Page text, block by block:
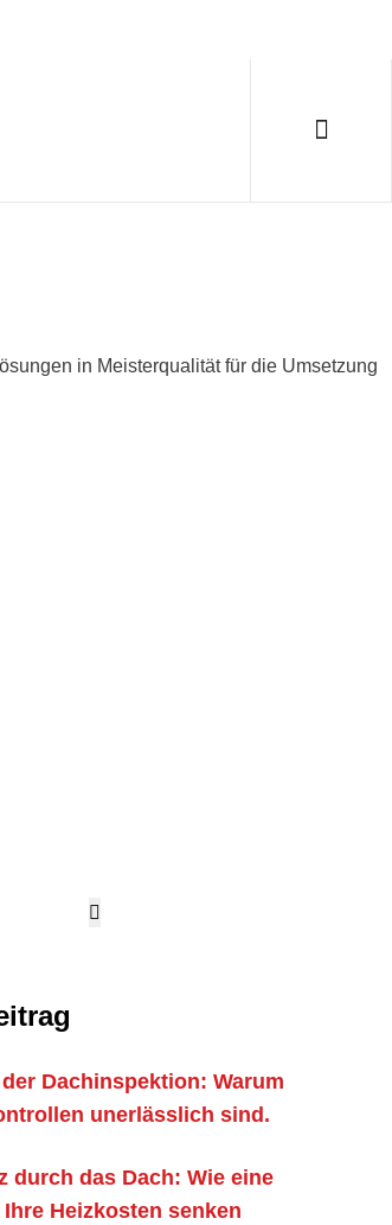
in Meisterqualität für die Umsetzung
Dachinspektion: Warum
unerlässlich sind.
durch das Dach: Wie eine
Heizkosten senken